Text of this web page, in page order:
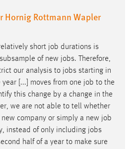
Hornig Rottmann Wapler
short job durations is
of new jobs. Therefore,
our analysis to jobs starting in
[...] moves from one job to the
this change by a change in the
we are not able to tell whether
company or simply a new job
instead of only including jobs
half of a year to make sure